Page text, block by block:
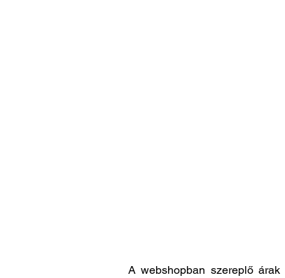
A webshopban szereplő